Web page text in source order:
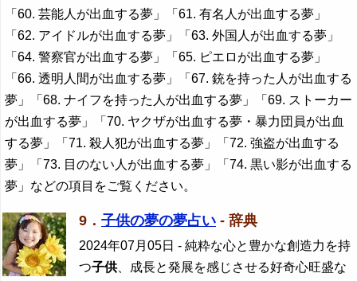
「60. 芸能人が出血する夢」「61. 有名人が出血する夢」
「62. アイドルが出血する夢」「63. 外国人が出血する夢」
「64. 警察官が出血する夢」「65. ピエロが出血する夢」
「66. 透明人間が出血する夢」「67. 銃を持った人が出血する
夢」「68. ナイフを持った人が出血する夢」「69. ストーカー
が出血する夢」「70. ヤクザが出血する夢・暴力団員が出血
する夢」「71. 殺人犯が出血する夢」「72. 強盗が出血する
夢」「73. 目のない人が出血する夢」「74. 黒い影が出血する
夢」などの項目をご覧ください。
9． 子供の夢の夢占い - 辞典
2024年07月05日 - 純粋な心と豊かな創造力を持
つ子供、成長と発展を感じさせる好奇心旺盛な